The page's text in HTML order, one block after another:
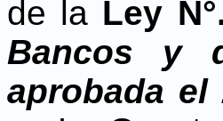
de la Ley
Bancos y
aprobada